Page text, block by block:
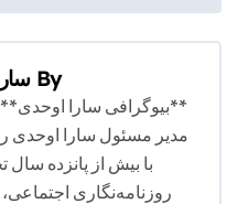
By
**بیوگرافی سارا
مدیر مسئول سارا اوحدی
با بیش از پانزده
روزنامه‌نگاری